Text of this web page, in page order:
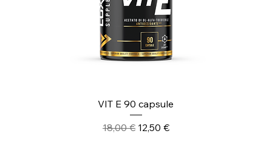
VIT E 90 capsule
Prezzo regolare
18,00 € Prezzo scontato
12,50 €